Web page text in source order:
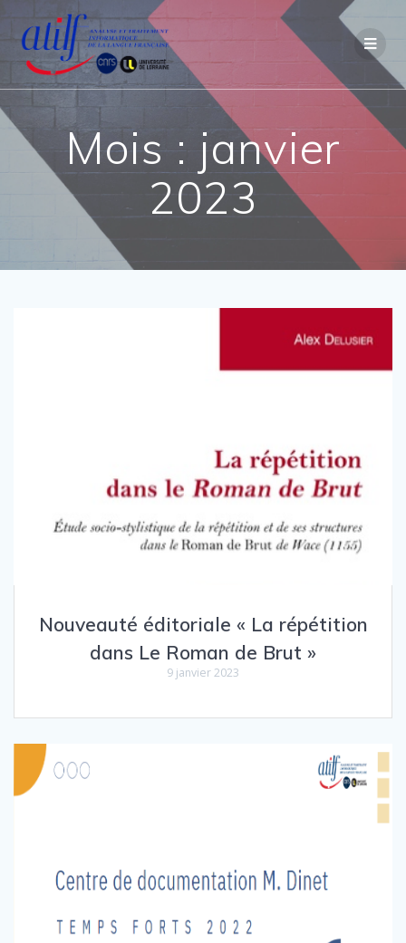
contenu
Mois : janvier
2023
Nouveauté éditoriale « La répétition
dans Le Roman de Brut »
9 janvier 2023